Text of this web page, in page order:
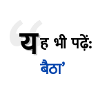
यह भी पढ़ें:
बैठा’